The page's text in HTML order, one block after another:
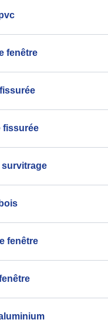
fenêtre
fissurée
survitrage
fenêtre